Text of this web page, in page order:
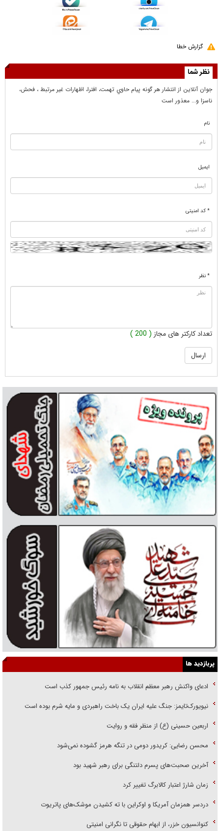
گزارش خطا
نظر شما
جوان آنلاين از انتشار هر گونه پيام حاوي تهمت، افترا، اظهارات غير مرتبط ، فحش،
ناسزا و... معذور است
نام
ایمیل
* کد امنیتی
* نظر
تعداد کارکتر های مجاز ( 200 )
پربازدید ها
ادعای واکنش رهبر معظم انقلاب به نامه رئیس جمهور کذب است
نیویورک‌تایمز: جنگ علیه ایران یک باخت راهبردی و مایه شرم بوده است
اربعین حسینی (ع) از منظر فقه و روایت
محسن رضایی: کریدور دومی در تنگه هرمز گشوده نمی‌شود
آخرین صحبت‌های پسرم دلتنگی برای رهبر شهید بود
زمان شارژ اعتبار کالابرگ تغییر کرد
دردسر همزمان آمریکا و اوکراین با ته کشیدن موشک‌های پاتریوت
کنوانسیون خزر، از ابهام حقوقی تا نگرانی امنیتی